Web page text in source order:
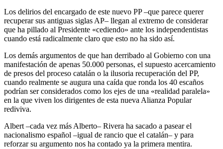
Los delirios del encargado de este nuevo PP –que parece querer
recuperar sus antiguas siglas AP– llegan al extremo de considerar
que ha pillado al Presidente «cediendo» ante los independentistas
cuando está radicalmente claro que esto no ha sido así.
Los demás argumentos de que han derribado al Gobierno con una
manifestación de apenas 50.000 personas, el supuesto acercamiento
de presos del proceso catalán o la ilusoria recuperación del PP,
cuando realmente se augura una caída que ronda los 40 escaños
podrían ser considerados como los ejes de una «realidad paralela»
en la que viven los dirigentes de esta nueva Alianza Popular
rediviva.
Albert –cada vez más Alberto– Rivera ha sacado a pasear el
nacionalismo español –igual de rancio que el catalán– y para
reforzar su argumento nos ha contado ya la primera mentira.